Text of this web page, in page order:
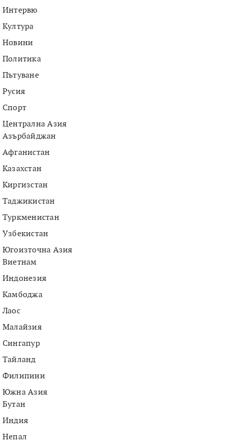
Интервю
Култура
Новини
Политика
Пътуване
Русия
Спорт
Централна Азия
Азърбайджан
Афганистан
Казахстан
Киргизстан
Таджикистан
Туркменистан
Узбекистан
Югоизточна Азия
Виетнам
Индонезия
Камбоджа
Лаос
Малайзия
Сингапур
Тайланд
Филипини
Южна Азия
Бутан
Индия
Непал